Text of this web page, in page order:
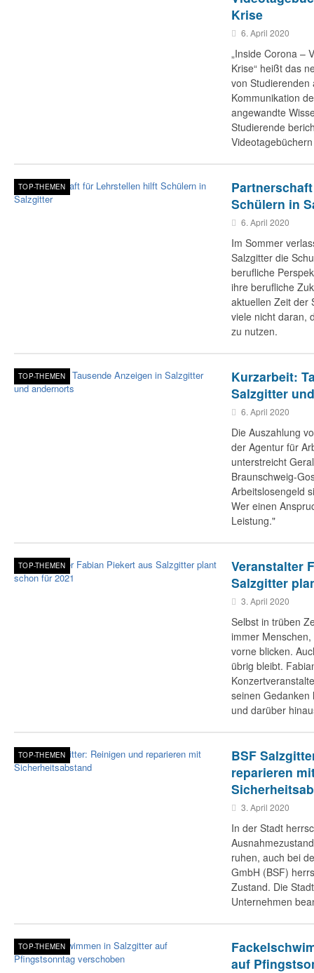
Krise
6. April 2020
​„Inside Corona –
Krise“ heißt das
von Studierenden
Kommunikation
angewandte
Studierende
TOP-THEMEN
Schülern in
6. April 2020
Im Sommer
Salzgitter die
berufliche
ihre berufliche
aktuellen Zeit der
viele nicht daran,
zu nutzen.
TOP-THEMEN
Kurzarbeit:
Salzgitter
6. April 2020
Die Auszahlung
der Agentur für
unterstreicht
Braunschweig-
Arbeitslosengeld
Wer einen
Leistung."
TOP-THEMEN
Veranstalter
Salzgitter
3. April 2020
Selbst in trüben
immer
vorne blicken.
übrig bleibt.
seinen Gedanken
und darüber
TOP-THEMEN
BSF
reparieren
3. April 2020
In der Stadt
ruhen, auch bei
GmbH (BSF)
Zustand. Die
Unternehmen
TOP-THEMEN
auf